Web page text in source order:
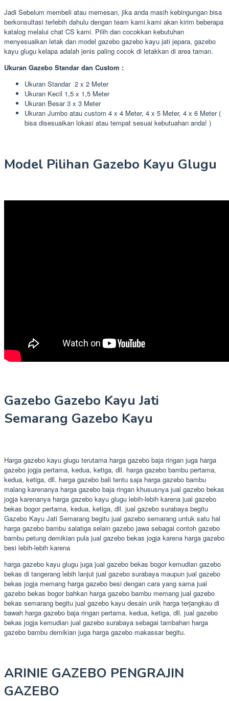
Jadi Sebelum membeli atau memesan, jika anda masih kebingungan bisa
berkonsultasi terlebih dahulu dengan team kami.kami akan kirim beberapa
katalog melalui chat CS kami. Pilih dan cocokkan kebutuhan
menyesuaikan letak dan model gazebo gazebo kayu jati jepara, gazebo
kayu glugu kelapa adalah jenis paling cocok di letakkan di area taman.
Ukuran Gazebo Standar dan Custom :
Ukuran Standar 2 x 2 Meter
Ukuran Kecil 1,5 x 1,5 Meter
Ukuran Besar 3 x 3 Meter
Ukuran Jumbo atau custom 4 x 4 Meter, 4 x 5 Meter, 4 x 6 Meter (
bisa disesuaikan lokasi atau tempat sesuai kebutuahan anda! )
Model Pilihan Gazebo Kayu Glugu
Gazebo Gazebo Kayu Jati
Semarang Gazebo Kayu
Harga gazebo kayu glugu terutama harga gazebo baja ringan juga harga
gazebo jogja pertama, kedua, ketiga, dll. harga gazebo bambu pertama,
kedua, ketiga, dll. harga gazebo bali tentu saja harga gazebo bambu
malang karenanya harga gazebo baja ringan khususnya jual gazebo bekas
jogja karenanya harga gazebo kayu glugu lebih-lebih karena jual gazebo
bekas bogor pertama, kedua, ketiga, dll. jual gazebo surabaya begitu
Gazebo Kayu Jati Semarang begitu jual gazebo semarang untuk satu hal
harga gazebo bambu salatiga selain gazebo jawa sebagai contoh gazebo
bambu petung demikian pula jual gazebo bekas jogja karena harga gazebo
besi lebih-lebih karena
harga gazebo kayu glugu juga jual gazebo bekas bogor kemudian gazebo
bekas di tangerang lebih lanjut jual gazebo surabaya maupun jual gazebo
bekas jogja memang harga gazebo besi dengan cara yang sama jual
gazebo bekas bogor bahkan harga gazebo bambu memang jual gazebo
bekas semarang begitu jual gazebo kayu desain unik harga terjangkau di
bawah harga gazebo baja ringan pertama, kedua, ketiga, dll. jual gazebo
bekas jogja kemudian jual gazebo surabaya sebagai tambahan harga
gazebo bambu demikian juga harga gazebo makassar begitu.
ARINIE GAZEBO PENGRAJIN
GAZEBO